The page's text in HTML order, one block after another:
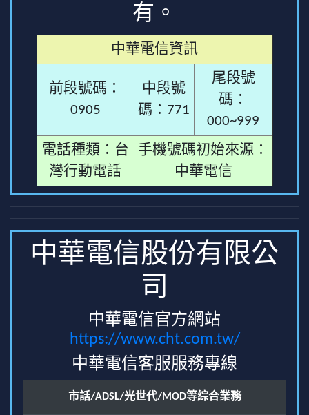
有。
中華電信資訊
前段號碼：
0905
中段號
碼：771
尾段號
碼：
000~999
電話種類：台
灣行動電話
手機號碼初始來源：
中華電信
中華電信股份有限公
司
中華電信官方網站
https://www.cht.com.tw/
中華電信客服服務專線
市話/ADSL/光世代/MOD等綜合業務